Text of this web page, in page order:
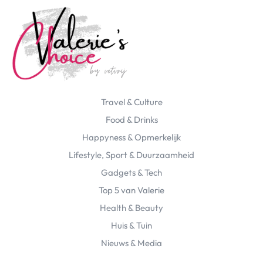
Travel & Culture
Food & Drinks
Happyness & Opmerkelijk
Lifestyle, Sport & Duurzaamheid
Gadgets & Tech
Top 5 van Valerie
Health & Beauty
Huis & Tuin
Nieuws & Media